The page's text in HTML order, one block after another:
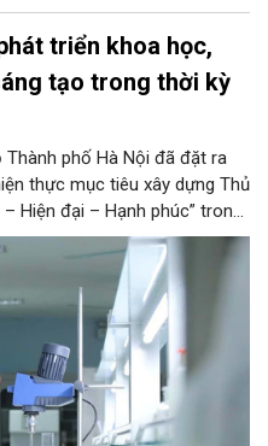
triển khoa học,
tạo trong thời kỳ
phố Hà Nội đã đặt ra
thực mục tiêu xây dựng Thủ
Hiện đại – Hạnh phúc” trong
đẩy phát triển khoa học,
đổi số toàn diện trong